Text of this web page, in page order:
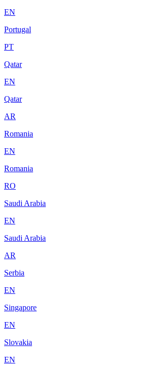
EN
Portugal
PT
Qatar
EN
Qatar
AR
Romania
EN
Romania
RO
Saudi Arabia
EN
Saudi Arabia
AR
Serbia
EN
Singapore
EN
Slovakia
EN